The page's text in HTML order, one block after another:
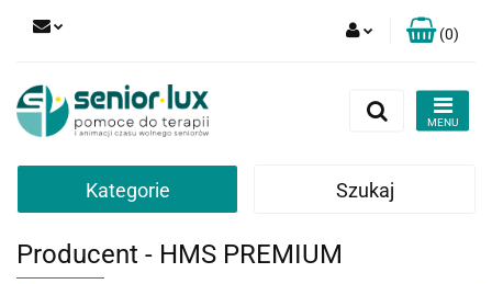
Zarejestruj się
Zgody cookies
(0)
Kategorie Szukaj
Producent - HMS PREMIUM